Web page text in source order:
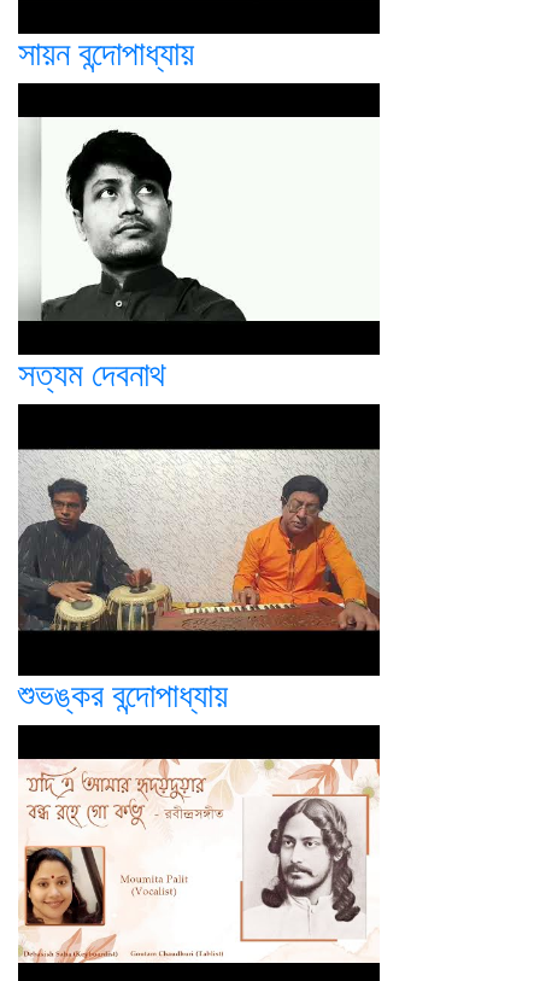
সায়ন বন্দোপাধ্যায়
সত্যম দেবনাথ
শুভঙ্কর বন্দোপাধ্যায়